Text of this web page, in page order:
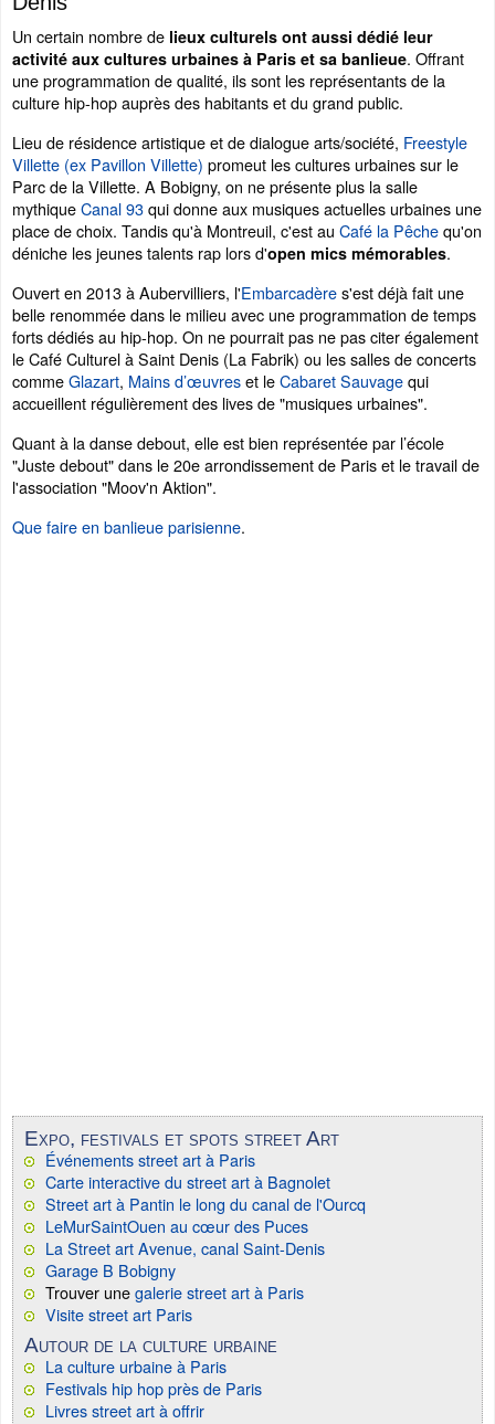
Un certain nombre de lieux culturels ont aussi dédié leur
activité aux cultures urbaines à Paris et sa banlieue. Offrant
une programmation de qualité, ils sont les représentants de la
culture hip-hop auprès des habitants et du grand public.
Lieu de résidence artistique et de dialogue arts/société, Freestyle
Villette (ex Pavillon Villette) promeut les cultures urbaines sur le
Parc de la Villette. A Bobigny, on ne présente plus la salle
mythiqueCanal 93qui donne aux musiques actuelles urbaines une
place de choix. Tandis qu'à Montreuil, c'est au Café la Pêchequ'on
déniche les jeunes talents rap lors d'open mics mémorables.
Ouvert en 2013 à Aubervilliers, l'Embarcadères'est déjà fait une
belle renommée dans le milieu avec une programmation de temps
forts dédiés au hip-hop. On ne pourrait pas ne pas citer également
le Café Culturel à Saint Denis (La Fabrik) ou les salles de concerts
commeGlazart, Mains d’œuvreset leCabaret Sauvagequi
accueillent régulièrement des lives de "musiques urbaines".
Quant à la danse debout, elle est bien représentée par l’école
"Juste debout" dans le 20e arrondissement de Paris et le travail de
l'association "Moov'n Aktion".
Que faire en banlieue parisienne.
Expo, festivals et spots street Art
Événements street art à Paris
Carte interactive du street art à Bagnolet
Street art à Pantin le long du canal de l'Ourcq
LeMurSaintOuen au cœur des Puces
La Street art Avenue, canal Saint-Denis
Garage B Bobigny
Trouver unegalerie street art à Paris
Visite street art Paris
Autour de la culture urbaine
La culture urbaine à Paris
Festivals hip hop près de Paris
Livres street art à offrir